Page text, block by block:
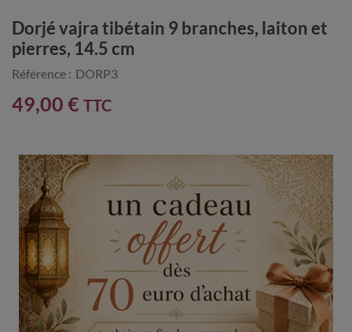
Dorjé vajra tibétain 9 branches, laiton et
pierres, 14.5 cm
Référence : DORP3
49,00 € TTC